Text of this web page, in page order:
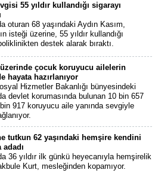
55 yıldır kullandığı sigarayı
oturan 68 yaşındaki Aydın Kasım,
isteği üzerine, 55 yıldır kullandığı
destek alarak bıraktı.
çocuk koruyucu ailelerin
hayata hazırlanıyor
Hizmetler Bakanlığı bünyesindeki
devlet korumasında bulunan 10 bin 657
917 koruyucu aile yanında sevgiyle
tutkun 62 yaşındaki hemşire kendini
adadı
36 yıldır ilk günkü heyecanıyla hemşirelik
Kurt, mesleğinden kopamıyor.